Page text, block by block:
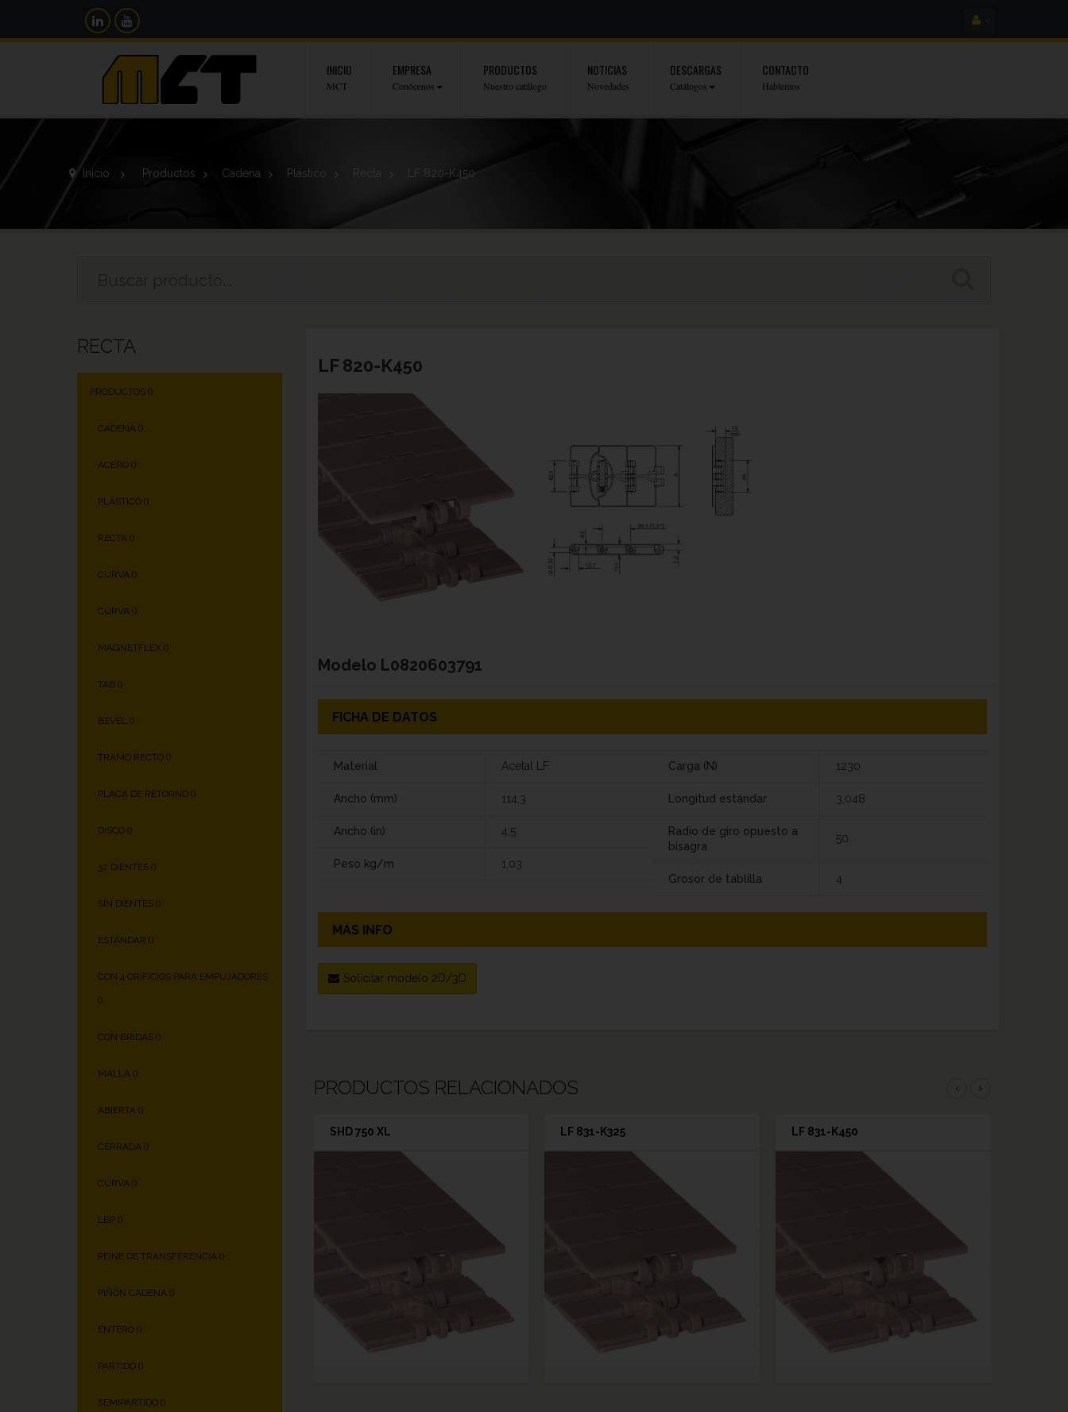
INICIO
MCT
EMPRESA
Conócenos
PRODUCTOS
Nuestro catálogo
NOTICIAS
Novedades
DESCARGAS
Catálogos
CONTACTO
Hablemos
Inicio > Productos > Cadena > Plástico > Recta > LF 820-K450
RECTA
PRODUCTOS ()
CADENA ()
ACERO ()
PLÁSTICO ()
RECTA ()
CURVA ()
CURVA ()
MAGNETFLEX ()
TAB ()
BEVEL ()
TRAMO RECTO ()
PLACA DE RETORNO ()
DISCO ()
32 DIENTES ()
SIN DIENTES ()
ESTÁNDAR ()
CON 4 ORIFICIOS PARA EMPUJADORES
()
CON BRIDAS ()
MALLA ()
ABIERTA ()
CERRADA ()
CURVA ()
LBP ()
PEINE DE TRANSFERENCIA ()
PIÑÓN CADENA ()
ENTERO ()
PARTIDO ()
SEMIPARTIDO ()
LF 820-K450
Modelo L0820603791
FICHA DE DATOS
Material Acetal LF
Ancho (mm) 114,3
Ancho (in) 4,5
Peso kg/m 1,03
Carga (N) 1230
Longitud estándar 3,048
Radio de giro opuesto a
bisagra
50
Grosor de tablilla 4
MÁS INFO
Solicitar modelo 2D/3D
PRODUCTOS RELACIONADOS ‹ ›
SHD 750 XL LF 831-K325 LF 831-K450